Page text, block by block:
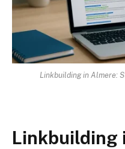
Linkbuilding in Almere:
Linkbuilding